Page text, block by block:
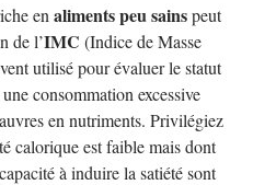
en aliments peu sainspeut
de l’IMC (Indice de Masse
utilisé pour évaluer le statut
consommation excessive
en nutriments. Privilégiez
calorique est faible mais dont
à induire la satiété sont